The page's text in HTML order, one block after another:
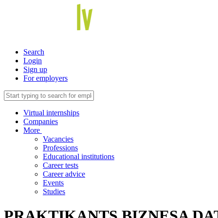
Search
Login
Sign up
For employers
Virtual internships
Companies
More
Vacancies
Professions
Educational institutions
Career tests
Career advice
Events
Studies